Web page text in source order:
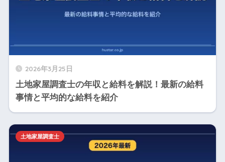
2026年3月25日
土地家屋調査士の年収と給料を解説！最新の給料
事情と平均的な給料を紹介
土地家屋調査士